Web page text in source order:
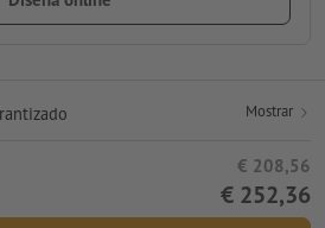
Mostrar
€ 208,56
€ 252,36